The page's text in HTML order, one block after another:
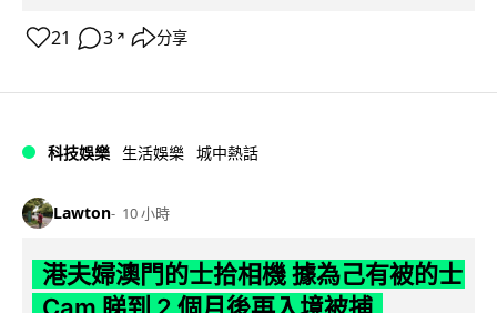
21 3 ↗ 分享
科技娛樂 生活娛樂 城中熱話
Lawton 10 小時
港夫婦澳門的士拾相機 據為己有被的士